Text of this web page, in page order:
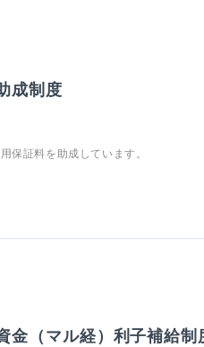
成制度
保証料を助成しています。
金（マル経）利子補給制